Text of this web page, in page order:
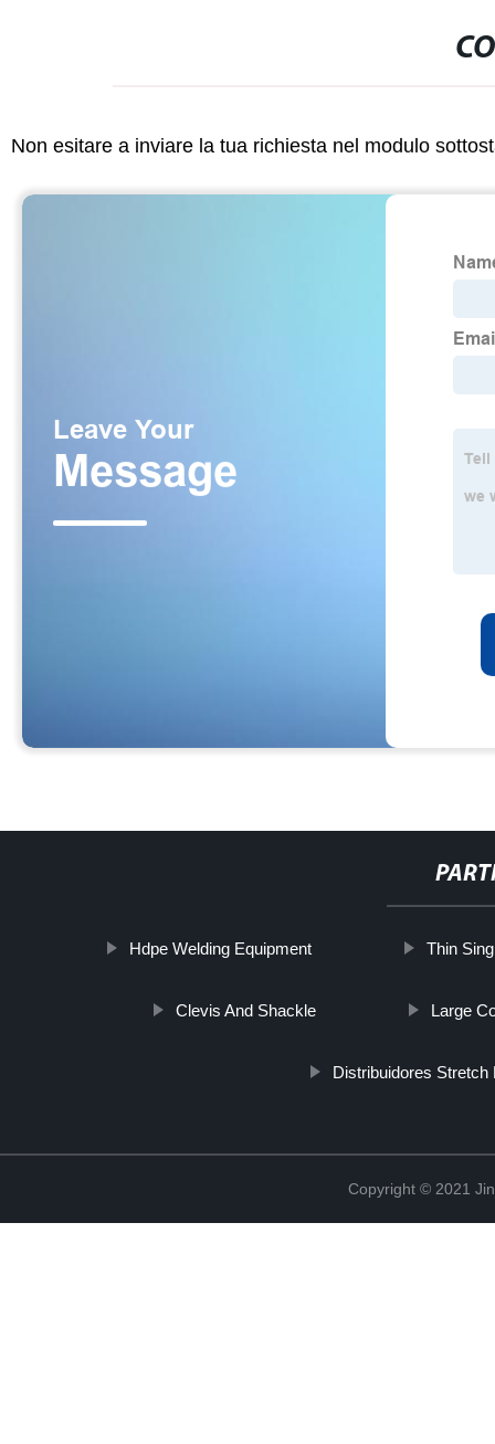
Non esitare a inviare la tua richiesta nel modulo
Hdpe Welding Equipment Thin
Clevis And Shackle Large
Distribuidores Stretch
Copyright © 2021